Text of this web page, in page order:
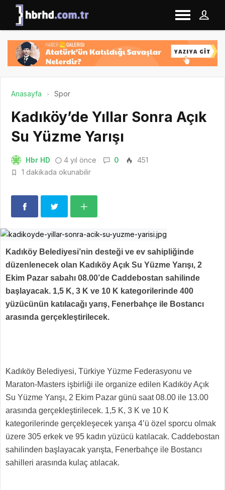
Anasayfa Spor
Kadıköy’de Yıllar Sonra Açık
Su Yüzme Yarışı
Hbr HD 4 yıl önce 0
451
1 dakikada okunabilir
Kadıköy Belediyesi’nin desteği ve ev sahipliğinde
düzenlenecek olan Kadıköy Açık Su Yüzme Yarışı, 2
Ekim Pazar sabahı 08.00’de Caddebostan sahilinde
başlayacak. 1,5 K, 3 K ve 10 K kategorilerinde 400
yüzücünün katılacağı yarış, Fenerbahçe ile Bostancı
arasında gerçekleştirilecek.
Kadıköy Belediyesi, Türkiye Yüzme Federasyonu ve
Maraton-Masters işbirliği ile organize edilen Kadıköy Açık
Su Yüzme Yarışı, 2 Ekim Pazar günü saat 08.00 ile 13.00
arasında gerçekleştirilecek. 1,5 K, 3 K ve 10 K
kategorilerinde gerçekleşecek yarışa 4’ü özel sporcu olmak
üzere 305 erkek ve 95 kadın yüzücü katılacak. Caddebostan
sahilinden başlayacak yarışta, Fenerbahçe ile Bostancı
sahilleri arasında kulaç atılacak.